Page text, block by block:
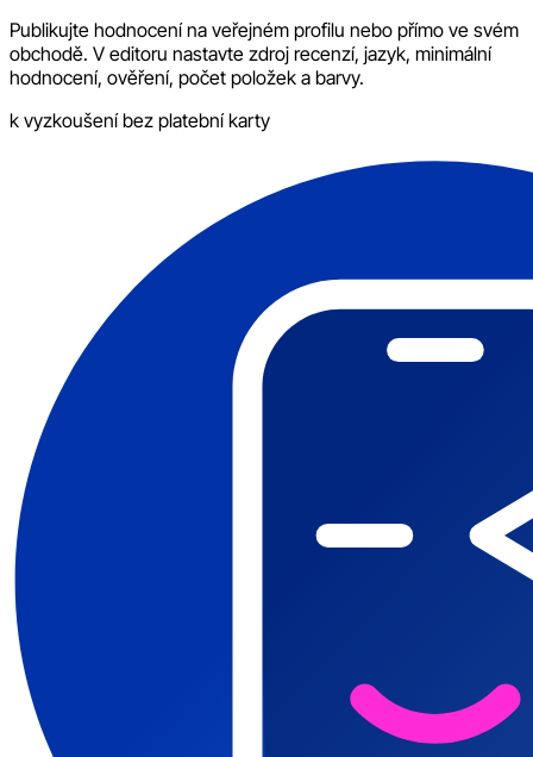
Publikujte hodnocení na veřejném profilu nebo přímo ve svém
obchodě. V editoru nastavte zdroj recenzí, jazyk, minimální
hodnocení, ověření, počet položek a barvy.
k vyzkoušení bez platební karty